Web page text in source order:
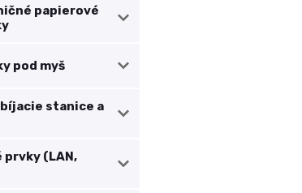
papierové
pod myš
stanice a
prvky (LAN,